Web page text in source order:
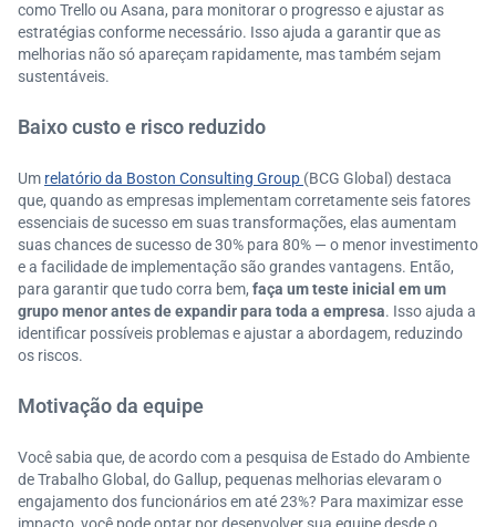
como Trello ou Asana, para monitorar o progresso e ajustar as
estratégias conforme necessário. Isso ajuda a garantir que as
melhorias não só apareçam rapidamente, mas também sejam
sustentáveis.
Baixo custo e risco reduzido
Um relatório da Boston Consulting Group (BCG Global) destaca
que, quando as empresas implementam corretamente seis fatores
essenciais de sucesso em suas transformações, elas aumentam
suas chances de sucesso de 30% para 80%​ — o menor investimento
e a facilidade de implementação são grandes vantagens. Então,
para garantir que tudo corra bem, faça um teste inicial em um
grupo menor antes de expandir para toda a empresa. Isso ajuda a
identificar possíveis problemas e ajustar a abordagem, reduzindo
os riscos.
Motivação da equipe
Você sabia que, de acordo com a pesquisa de Estado do Ambiente
de Trabalho Global, do Gallup, pequenas melhorias elevaram o
engajamento dos funcionários em até 23%? Para maximizar esse